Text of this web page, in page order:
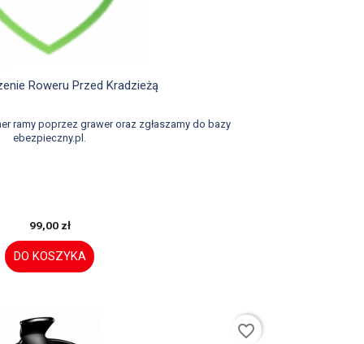
Szybki podgląd
Roweru Przed Kradzieżą
ramy poprzez grawer oraz zgłaszamy do bazy
ebezpieczny.pl.
99,00 zł
DO KOSZYKA
favorite_border